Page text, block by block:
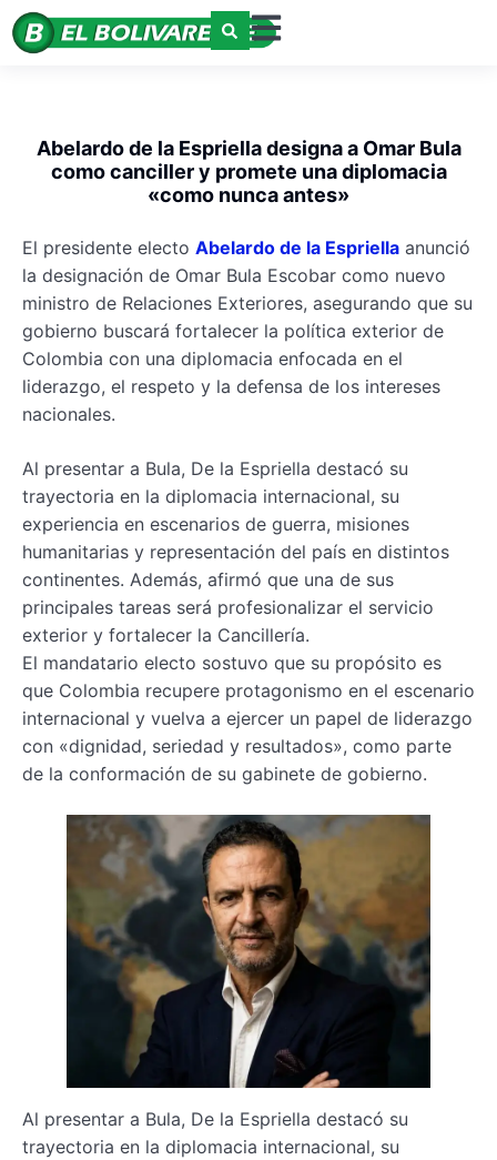
Abelardo de la Espriella designa a Omar Bula
como canciller y promete una diplomacia
«como nunca antes»
El presidente electo Abelardo de la Espriella anunció
la designación de Omar Bula Escobar como nuevo
ministro de Relaciones Exteriores, asegurando que su
gobierno buscará fortalecer la política exterior de
Colombia con una diplomacia enfocada en el
liderazgo, el respeto y la defensa de los intereses
nacionales.
Al presentar a Bula, De la Espriella destacó su
trayectoria en la diplomacia internacional, su
experiencia en escenarios de guerra, misiones
humanitarias y representación del país en distintos
continentes. Además, afirmó que una de sus
principales tareas será profesionalizar el servicio
exterior y fortalecer la Cancillería.
El mandatario electo sostuvo que su propósito es
que Colombia recupere protagonismo en el escenario
internacional y vuelva a ejercer un papel de liderazgo
con «dignidad, seriedad y resultados», como parte
de la conformación de su gabinete de gobierno.
Al presentar a Bula, De la Espriella destacó su
trayectoria en la diplomacia internacional, su